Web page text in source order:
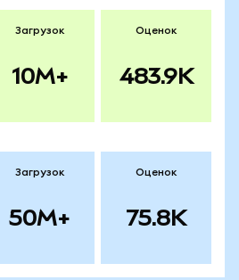
Загрузок
10M+
Оценок
483.9K
Загрузок
50M+
Оценок
75.8K